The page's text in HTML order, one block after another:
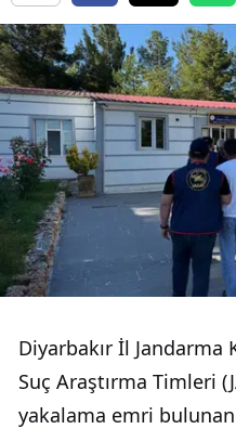
Diyarbakır İl Jandarma
Suç Araştırma Timleri
yakalama emri